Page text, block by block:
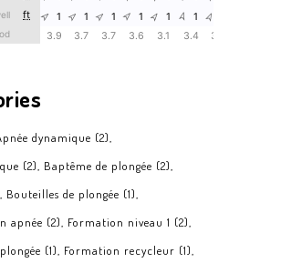
dynamique (2)
(2) Baptême de plongée (2)
Bouteilles de plongée (1)
apnée (2) Formation niveau 1 (2)
(1) Formation recycleur (1)